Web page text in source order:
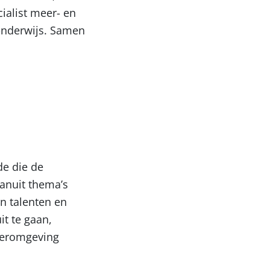
meer- en
Samen
die de
thema’s
talenten en
te gaan,